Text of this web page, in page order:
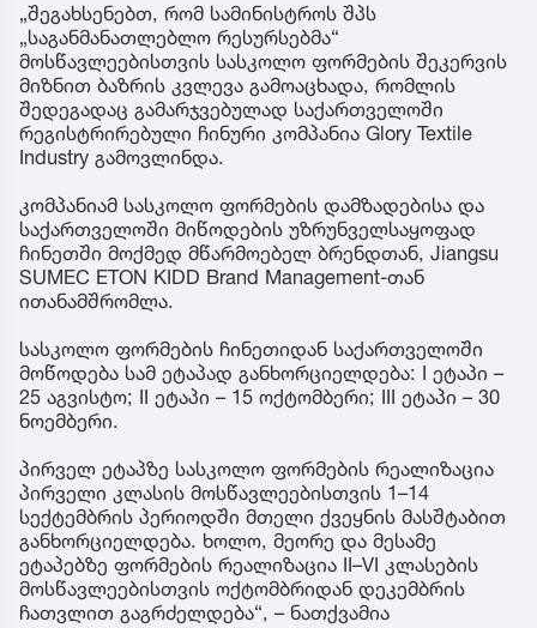
„შეგახსენებთ, რომ სამინისტროს შპს
„საგანმანათლებლო რესურსებმა“
მოსწავლეებისთვის სასკოლო ფორმების შეკერვის
მიზნით ბაზრის კვლევა გამოაცხადა, რომლის
შედეგადაც გამარჯვებულად საქართველოში
რეგისტრირებული ჩინური კომპანია Glory Textile
Industry გამოვლინდა.
კომპანიამ სასკოლო ფორმების დამზადებისა და
საქართველოში მიწოდების უზრუნველსაყოფად
ჩინეთში მოქმედ მწარმოებელ ბრენდთან, Jiangsu
SUMEC ETON KIDD Brand Management-თან
ითანამშრომლა.
სასკოლო ფორმების ჩინეთიდან საქართველოში
მოწოდება სამ ეტაპად განხორციელდება: I ეტაპი –
25 აგვისტო; II ეტაპი – 15 ოქტომბერი; III ეტაპი – 30
ნოემბერი.
პირველ ეტაპზე სასკოლო ფორმების რეალიზაცია
პირველი კლასის მოსწავლეებისთვის 1–14
სექტემბრის პერიოდში მთელი ქვეყნის მასშტაბით
განხორციელდება. ხოლო, მეორე და მესამე
ეტაპებზე ფორმების რეალიზაცია II–VI კლასების
მოსწავლეებისთვის ოქტომბრიდან დეკემბრის
ჩათვლით გაგრძელდება“, – ნათქვამია